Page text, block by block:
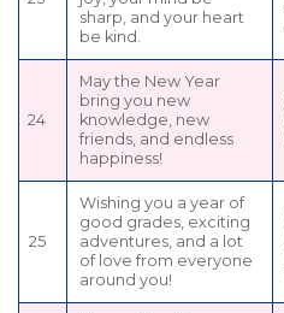
sharp, and your heart
be kind.
24
May the New Year
bring you new
knowledge, new
friends, and endless
happiness!
25
Wishing you a year of
good grades, exciting
adventures, and a lot
of love from everyone
around you!